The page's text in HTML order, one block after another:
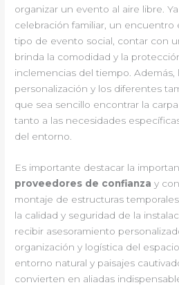
organizar un evento al aire libre.
celebración familiar, un encuentro
tipo de evento social, contar con
brinda la comodidad y la
inclemencias del tiempo. Además,
personalización y los diferentes
que sea sencillo encontrar la
tanto a las necesidades
del entorno.
Es importante destacar la
proveedores de confianza y
montaje de estructuras
la calidad y seguridad de la
recibir asesoramiento
organización y logística del
entorno natural y paisajes
convierten en aliadas